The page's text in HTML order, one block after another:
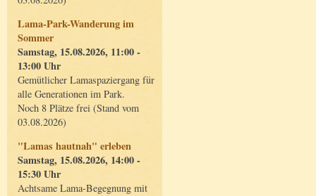
Lama-Park-Wanderung im
Sommer
Samstag, 15.08.2026, 11:00 -
13:00 Uhr
Gemütlicher Lamaspaziergang für
alle Generationen im Park.
Noch 8 Plätze frei (Stand vom
03.08.2026)
"Lamas hautnah" erleben
Samstag, 15.08.2026, 14:00 -
15:30 Uhr
Achtsame Lama-Begegnung mit